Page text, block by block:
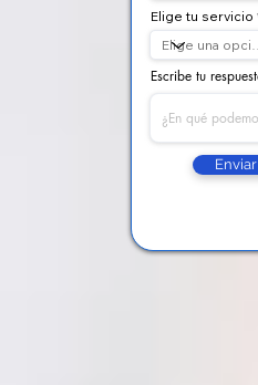
Elige tu servicio
Escribe tu
Enviar